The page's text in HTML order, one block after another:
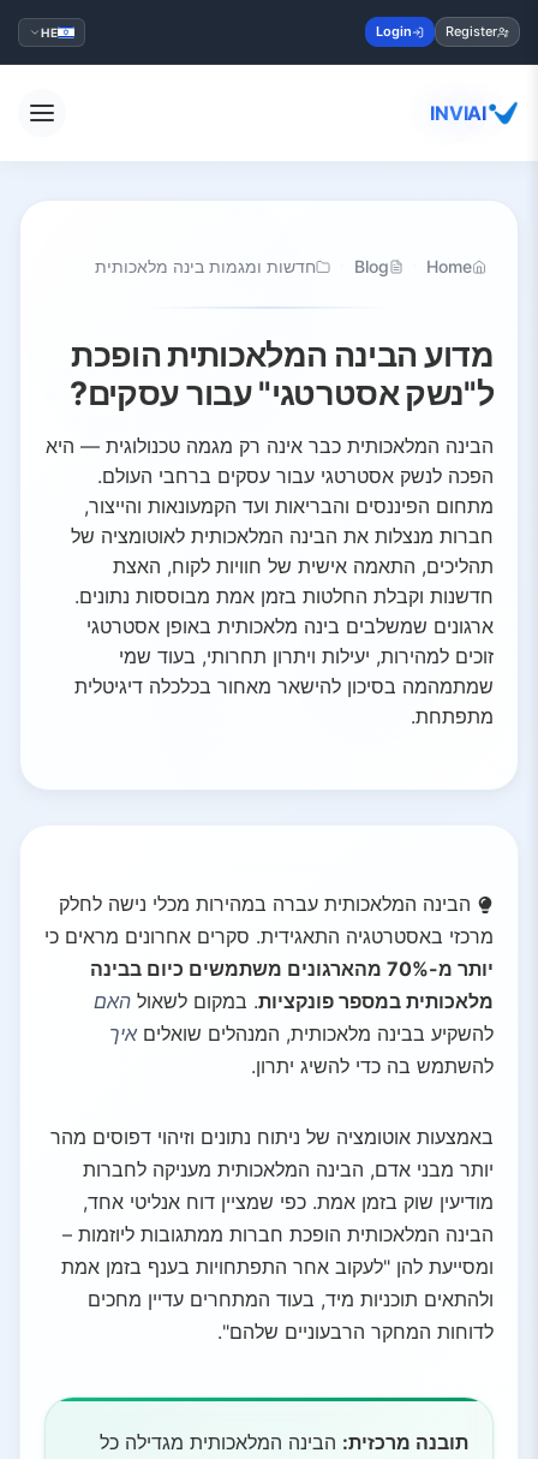
Register
Login
HE
INVIAI
Home
Blog חדשות ומגמות בינה מלאכותית
מדוע הבינה המלאכותית הופכת
ל"נשק אסטרטגי" עבור עסקים?
הבינה המלאכותית כבר אינה רק מגמה טכנולוגית — היא
הפכה לנשק אסטרטגי עבור עסקים ברחבי העולם.
מתחום הפיננסים והבריאות ועד הקמעונאות והייצור,
חברות מנצלות את הבינה המלאכותית לאוטומציה של
תהליכים, התאמה אישית של חוויות לקוח, האצת
חדשנות וקבלת החלטות בזמן אמת מבוססות נתונים.
ארגונים שמשלבים בינה מלאכותית באופן אסטרטגי
זוכים למהירות, יעילות ויתרון תחרותי, בעוד שמי
שמתמהמה בסיכון להישאר מאחור בכלכלה דיגיטלית
מתפתחת.
הבינה המלאכותית עברה במהירות מכלי נישה לחלק
מרכזי באסטרטגיה התאגידית. סקרים אחרונים מראים כי
יותר מ-70% מהארגונים משתמשים כיום בבינה
מלאכותית במספר פונקציות. במקום לשאול האם
להשקיע בבינה מלאכותית, המנהלים שואליםאיך
להשתמש בה כדי להשיג יתרון.
באמצעות אוטומציה של ניתוח נתונים וזיהוי דפוסים מהר
יותר מבני אדם, הבינה המלאכותית מעניקה לחברות
מודיעין שוק בזמן אמת. כפי שמציין דוח אנליטי אחד,
הבינה המלאכותית הופכת חברות ממתגובות ליוזמות –
ומסייעת להן "לעקוב אחר התפתחויות בענף בזמן אמת
ולהתאים תוכניות מיד, בעוד המתחרים עדיין מחכים
לדוחות המחקר הרבעוניים שלהם".
תובנה מרכזית: הבינה המלאכותית מגדילה כל